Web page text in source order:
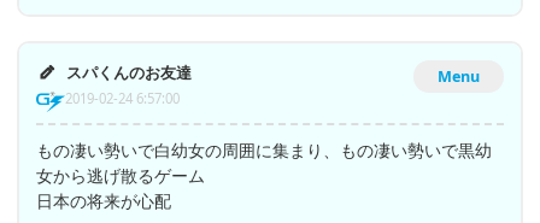
Menu
スパくんのお友達
2019-02-24 6:57:00
もの凄い勢いで白幼女の周囲に集まり、もの凄い勢いで黒幼
女から逃げ散るゲーム
日本の将来が心配